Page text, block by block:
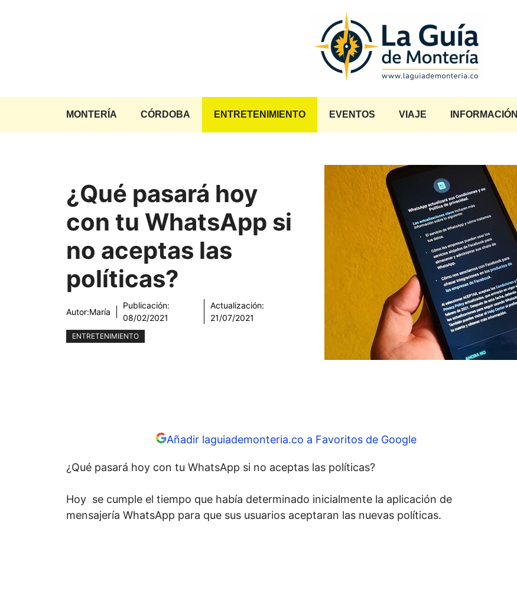
MONTERÍA CÓRDOBA ENTRETENIMIENTO EVENTOS VIAJE INFORMACIÓN
¿Qué pasará hoy
con tu WhatsApp si
no aceptas las
políticas?
Autor:María
Publicación:
08/02/2021
Actualización:
21/07/2021
ENTRETENIMIENTO
Añadir laguiademonteria.co a Favoritos de Google
¿Qué pasará hoy con tu WhatsApp si no aceptas las políticas?
Hoy se cumple el tiempo que había determinado inicialmente la aplicación de
mensajería WhatsApp para que sus usuarios aceptaran las nuevas políticas.